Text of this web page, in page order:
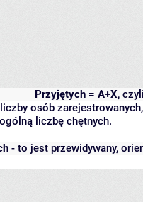
Przyjętych = A+X,
osób
liczbę chętnych.
- to jest przewidywany,